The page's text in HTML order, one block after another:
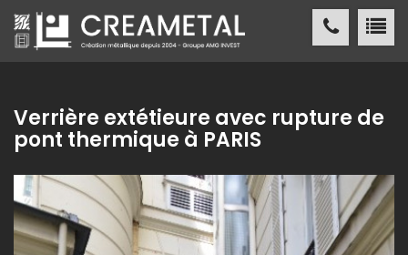
CREAMETAL Création métallique
CREAMETAL
FABRICATION MÉTALLIQUE
NOSRÉALISATIONS
Verrière extétieure avec rupture de
pont thermique à PARIS